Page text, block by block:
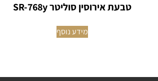
טבעת אירוסין סוליטר SR-768y
מידע נוסף